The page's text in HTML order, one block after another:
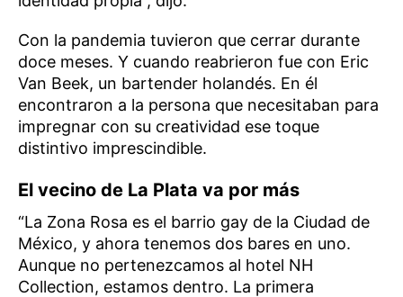
Con la pandemia tuvieron que cerrar durante
doce meses. Y cuando reabrieron fue con Eric
Van Beek, un bartender holandés. En él
encontraron a la persona que necesitaban para
impregnar con su creatividad ese toque
distintivo imprescindible.
El vecino de La Plata va por más
“La Zona Rosa es el barrio gay de la Ciudad de
México, y ahora tenemos dos bares en uno.
Aunque no pertenezcamos al hotel NH
Collection, estamos dentro. La primera